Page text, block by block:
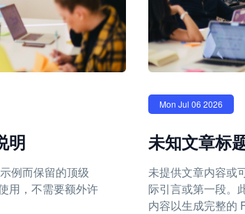
明
例而保留的顶级
用，不需要额外许
Mon Jul 06 2026
未知文章标
未提供文章内容或
际引言或第一段。
内容以生成完整的